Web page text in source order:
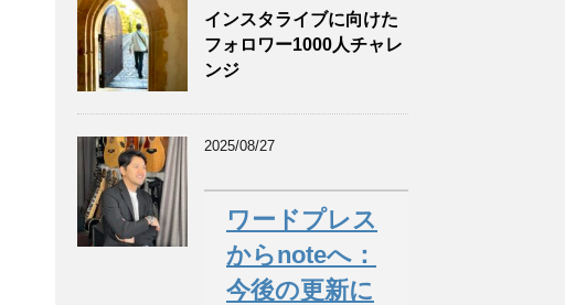
インスタライブに向けた
フォロワー1000人チャレ
ンジ
2025/08/27
ワードプレス
からnoteへ：
今後の更新に